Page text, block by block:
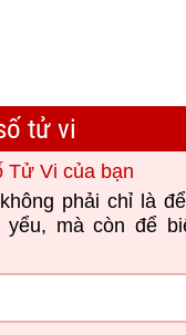
tử vi
Tử Vi của bạn
phải chỉ là
yểu, mà còn để